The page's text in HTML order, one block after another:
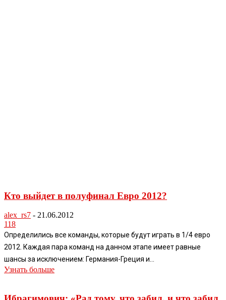
Кто выйдет в полуфинал Евро 2012?
alex_rs7 - 21.06.2012
118
Определились все команды, которые будут играть в 1/4 евро
2012. Каждая пара команд на данном этапе имеет равные
шансы за исключением: Германия-Греция и...
Узнать больше